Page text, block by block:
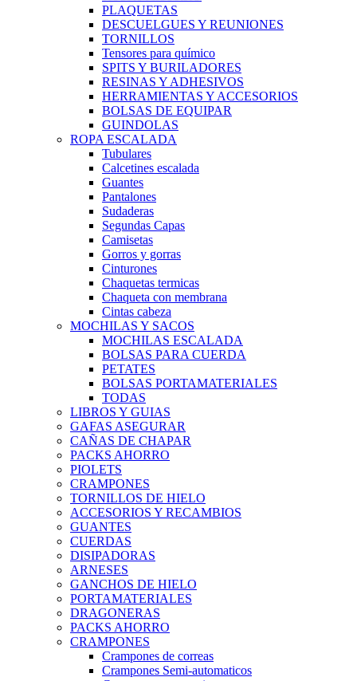
PLAQUETAS
DESCUELGUES Y REUNIONES
TORNILLOS
Tensores para químico
SPITS Y BURILADORES
RESINAS Y ADHESIVOS
HERRAMIENTAS Y ACCESORIOS
BOLSAS DE EQUIPAR
GUINDOLAS
ROPA ESCALADA
Tubulares
Calcetines escalada
Guantes
Pantalones
Sudaderas
Segundas Capas
Camisetas
Gorros y gorras
Cinturones
Chaquetas termicas
Chaqueta con membrana
Cintas cabeza
MOCHILAS Y SACOS
MOCHILAS ESCALADA
BOLSAS PARA CUERDA
PETATES
BOLSAS PORTAMATERIALES
TODAS
LIBROS Y GUIAS
GAFAS ASEGURAR
CAÑAS DE CHAPAR
PACKS AHORRO
PIOLETS
CRAMPONES
TORNILLOS DE HIELO
ACCESORIOS Y RECAMBIOS
GUANTES
CUERDAS
DISIPADORAS
ARNESES
GANCHOS DE HIELO
PORTAMATERIALES
DRAGONERAS
PACKS AHORRO
CRAMPONES
Crampones de correas
Crampones Semi-automaticos